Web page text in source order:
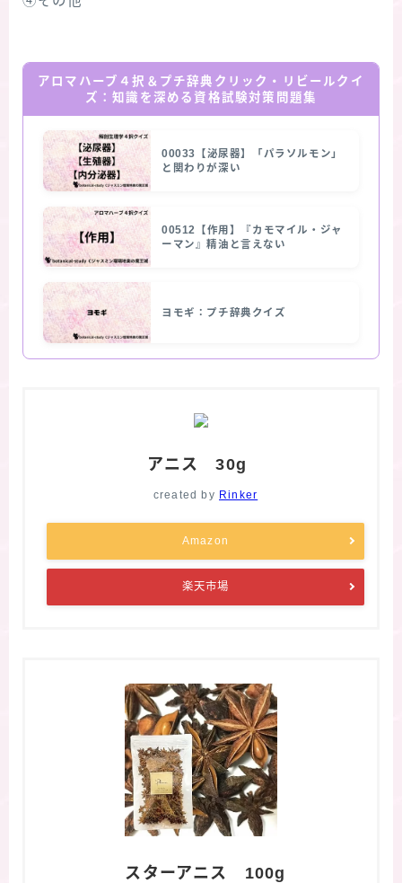
アロマハーブ４択＆プチ辞典クリック・リビールクイ
ズ：知識を深める資格試験対策問題集
00033【泌尿器】「パラソルモン」
と関わりが深い
00512【作用】『カモマイル・ジャ
ーマン』精油と言えない
ヨモギ：プチ辞典クイズ
アニス 30g
created by Rinker
Amazon
楽天市場
スターアニス 100g